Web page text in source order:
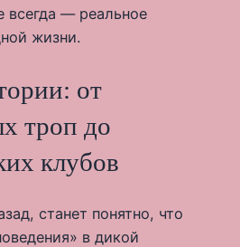
всегда — реальное
жизни.
от
троп до
клубов
станет понятно, что
в дикой